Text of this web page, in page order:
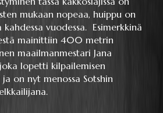
mukaan nopeaa, huippu on
vuodessa. Esimerkkinä
mainittiin 400 metrin
maailmanmestari Jana
lopetti kilpailemisen
on nyt menossa Sotshin